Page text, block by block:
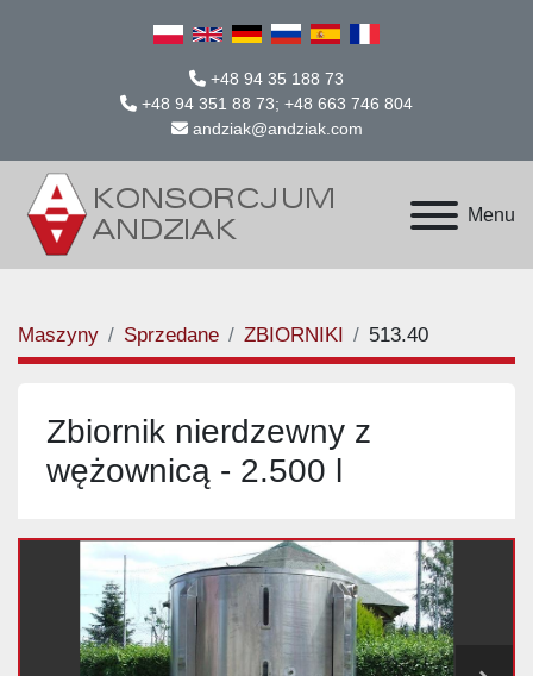
+48 94 35 188 73
+48 94 351 88 73; +48 663 746 804
andziak@andziak.com
Menu
Maszyny Sprzedane ZBIORNIKI 513.40
Zbiornik nierdzewny z
wężownicą - 2.500 l